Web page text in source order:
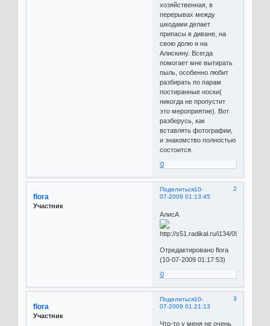
хозяйственная, в
перерывах между
шкодами делает
припасы в диване, на
свою долю и на
Алискину. Всегда
помогает мне вытирать
пыль, особенно любит
разбирать по парам
постиранные носки(
никогда не пропустит
это мероприятие). Вот
разберусь, как
вставлять фотографии,
и знакомство полностью
состоится.
0
Поделиться 2
10-
07-2009 01:13:45
flora
Участник
АлисА
Отредактировано flora
(10-07-2009 01:17:53)
0
Поделиться 3
10-
07-2009 01:21:13
flora
Участник
Что-то у меня не очень